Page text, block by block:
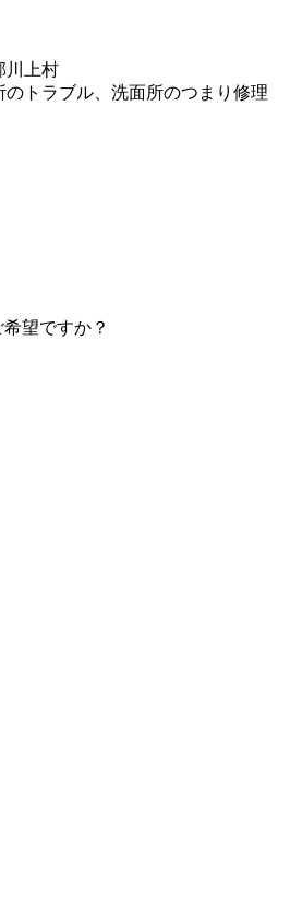
川上村
トラブル、洗面所のつまり修理
望ですか？